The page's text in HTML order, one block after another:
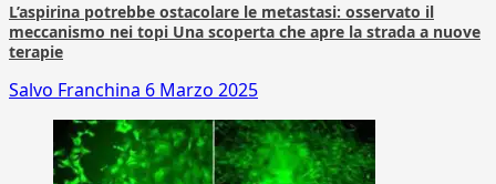
L’aspirina potrebbe ostacolare le metastasi: osservato il
meccanismo nei topi Una scoperta che apre la strada a nuove
terapie
Salvo Franchina 6 Marzo 2025